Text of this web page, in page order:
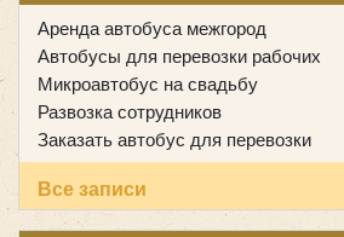
Аренда автобуса межгород
Автобусы для перевозки рабочих
Микроавтобус на свадьбу
Развозка сотрудников
Заказать автобус для перевозки
Все записи